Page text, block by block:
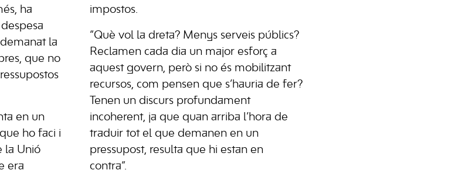
ha
la
que no
en un
ho faci i
la Unió
era
impostos.
“Què vol la dreta? Menys serveis públics?
Reclamen cada dia un major esforç a
aquest govern, però si no és mobilitzant
recursos, com pensen que s’hauria de fer?
Tenen un discurs profundament
incoherent, ja que quan arriba l’hora de
traduir tot el que demanen en un
pressupost, resulta que hi estan en
contra”.